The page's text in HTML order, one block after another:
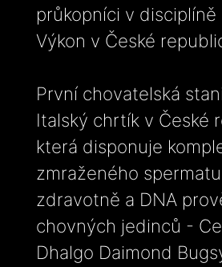
průkopníci v disciplíně
Výkon v České
První chovatelská
Italský chrtík v České
která disponuje
zmraženého
zdravotně a DNA
chovných jedinců -
Dhalgo Daimond